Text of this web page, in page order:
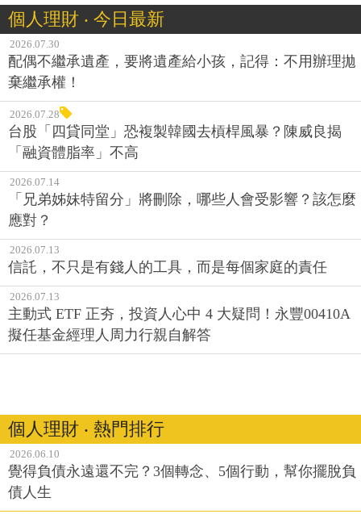
個人理財 ‧ 今日最新
2026.07.30
配偶不繼承遺產，要將遺產給小孩，記得：不用辦理拋
棄繼承權！
2026.07.28
台股「四貸同堂」恐複製韓國去槓桿風暴？陳威良揭
「融資體脂率」不高
2026.07.14
「兄弟姊妹特留分」將刪除，哪些人會受影響？該怎麼
應對？
2026.07.13
信託，不只是有錢人的工具，而是每個家庭的責任
2026.07.13
主動式 ETF 正夯，投資人心中 4 大疑問！永豐00410A
擬任基金經理人周力行親自解答
個人理財 ‧ 熱門排行
2026.06.10
覺得負債永遠還不完？3個轉念、5個行動，幫你擺脫負
債人生